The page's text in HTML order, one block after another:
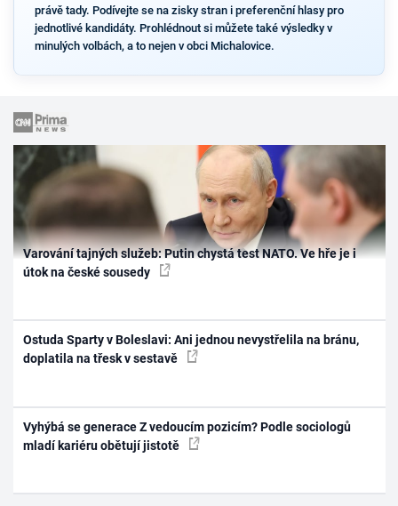
právě tady. Podívejte se na zisky stran i preferenční hlasy pro
jednotlivé kandidáty. Prohlédnout si můžete také výsledky v
minulých volbách, a to nejen v obci Michalovice.
Varování tajných služeb: Putin chystá test NATO. Ve hře je i
útok na české sousedy
Ostuda Sparty v Boleslavi: Ani jednou nevystřelila na bránu,
doplatila na třesk v sestavě
Vyhýbá se generace Z vedoucím pozicím? Podle sociologů
mladí kariéru obětují jistotě